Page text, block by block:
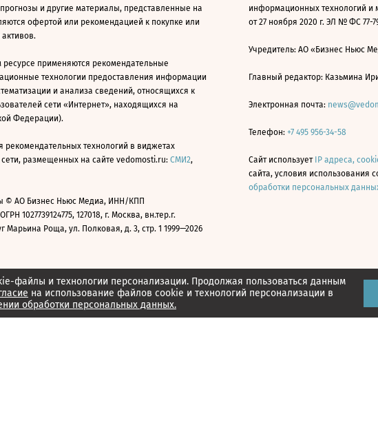
файлы и технологии персонализации. Продолжая пользоваться данным
на использование файлов cookie и технологий персонализации в
обработки персональных данных.
и другие материалы, представленные на
офертой или рекомендацией к покупке или
применяются рекомендательные
технологии предоставления информации
и анализа сведений, относящихся к
сети «Интернет», находящихся на
Федерации).
рекомендательных технологий в виджетах
размещенных на сайте vedomosti.ru: СМИ2,
© АО Бизнес Ньюс Медиа, ИНН/КПП
1027739124775, 127018, г. Москва, вн.тер.г.
Марьина Роща, ул. Полковая, д. 3, стр. 1 1999—2026
информационных технологий и
от 27 ноября 2020 г. ЭЛ № ФС 77-
Учредитель: АО «Бизнес Ньюс
Главный редактор: Казьмина
Электронная почта:
Телефон: +7 495 956-34-58
Сайт использует IP адреса,
сайта, условия использования
обработки персональных